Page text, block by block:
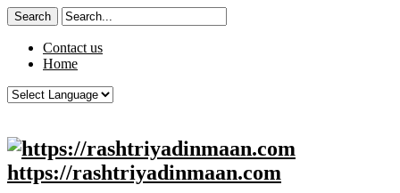
Contact us
Home
https://rashtriyadinmaan.com